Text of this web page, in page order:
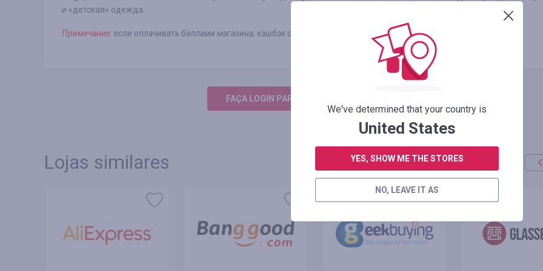
и «детская» одежда.
Примечание:если оплачивать баллами магазина, кэшбэк отобразится на остаточную сумму оплаты.
FAÇA LOGIN PARA DEIXAR UM COMENTÁRIO
Lojas similares
We've determined that your country is
United States
YES, SHOW ME THE STORES
NO, LEAVE IT AS